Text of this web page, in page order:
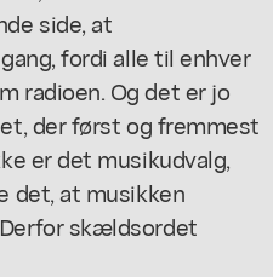
side, at
fordi alle til enhver
radioen. Og det er jo
der først og fremmest
er det musikudvalg,
det, at musikken
skældsordet